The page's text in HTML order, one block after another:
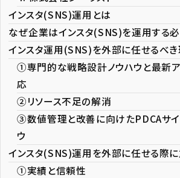
インスタ(SNS)運用とは
なぜ企業はインスタ(SNS)を運用する
インスタ運用(SNS)を外部に任せるべ
①専門的な戦略設計ノウハウと最新
応
②リソース不足の解消
③数値管理と改善に向けたPDCAサイ
ウ
インスタ(SNS)運用を外部に任せる際
①実績と信頼性